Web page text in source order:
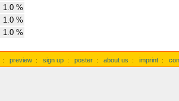
1.0 %
1.0 %
1.0 %
: preview : sign up : poster : about us : imprint :